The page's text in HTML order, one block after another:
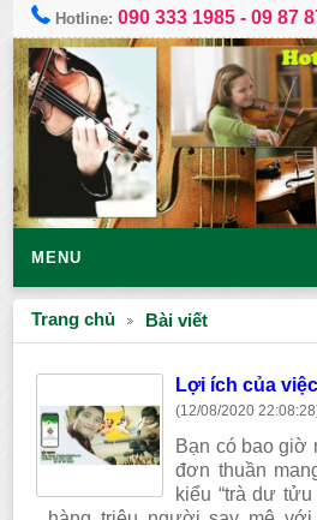
Hotline:090 333 1985 -09 87
MENU
Trang chủ Bài viết
Lợi ích của
(12/08/2020
Bạn có bao giờ
đơn thuần
kiểu “trà dư